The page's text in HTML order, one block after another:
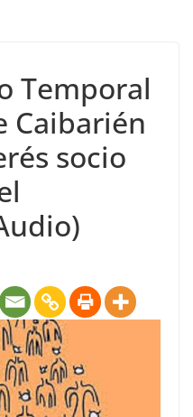
Temporal
Caibarién
socio